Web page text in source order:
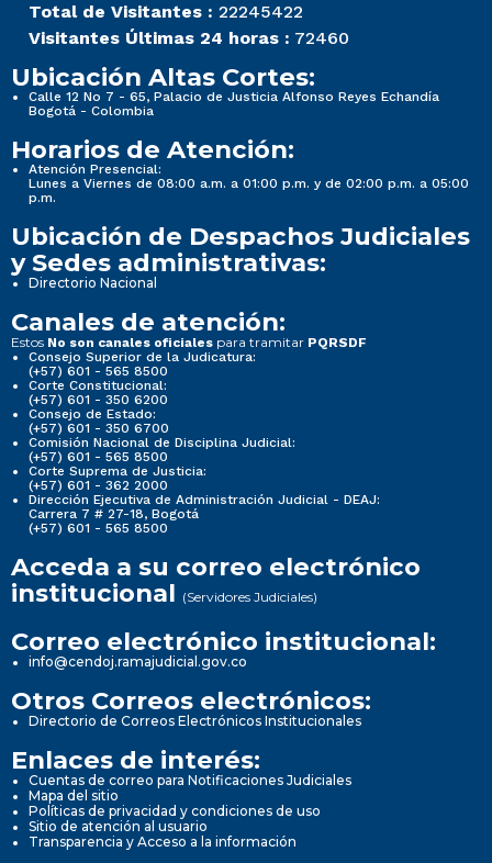
Total de Visitantes : 22245422
Visitantes Últimas 24 horas : 72460
Ubicación Altas Cortes:
Calle 12 No 7 - 65, Palacio de Justicia Alfonso Reyes Echandía
Bogotá - Colombia
Horarios de Atención:
Atención Presencial:
Lunes a Viernes de 08:00 a.m. a 01:00 p.m. y de 02:00 p.m. a 05:00
p.m.
Ubicación de Despachos Judiciales
y Sedes administrativas:
Directorio Nacional
Canales de atención:
Estos No son canales oficiales para tramitar PQRSDF
Consejo Superior de la Judicatura:
(+57) 601 - 565 8500
Corte Constitucional:
(+57) 601 - 350 6200
Consejo de Estado:
(+57) 601 - 350 6700
Comisión Nacional de Disciplina Judicial:
(+57) 601 - 565 8500
Corte Suprema de Justicia:
(+57) 601 - 362 2000
Dirección Ejecutiva de Administración Judicial - DEAJ:
Carrera 7 # 27-18, Bogotá
(+57) 601 - 565 8500
Acceda a su correo electrónico
institucional (Servidores Judiciales)
Correo electrónico institucional:
info@cendoj.ramajudicial.gov.co
Otros Correos electrónicos:
Directorio de Correos Electrónicos Institucionales
Enlaces de interés:
Cuentas de correo para Notificaciones Judiciales
Mapa del sitio
Políticas de privacidad y condiciones de uso
Sitio de atención al usuario
Transparencia y Acceso a la información